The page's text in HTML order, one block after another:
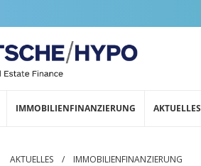
IMMOBILIENFINANZIERUNG AKTUELLES
AKTUELLES / IMMOBILIENFINANZIERUNG